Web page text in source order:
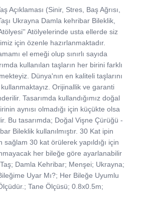
Açıklaması (Sinir, Stres, Baş Ağrısı,
Ukrayna Damla kehribar Bileklik,
Atölyelerinde usta ellerde siz
için özenle hazırlanmaktadır.
el emeği olup sınırlı sayıda
kullanılan taşların her birini farklı
Dünya'nın en kaliteli taşlarını
kullanmaktayız. Orijinallik ve garanti
Tasarımda kullandığımız doğal
aynısı olmadığı için küçükte olsa
Bu tasarımda; Doğal Vişne Çürüğü -
Bileklik kullanılmıştır. 30 Kat ipin
30 kat örülerek yapıldığı için
her bileğe göre ayarlanabilir
Damla Kehribar; Menşei; Ukrayna;
Uyar Mı?; Her Bileğe Uyumlu
Tane Ölçüsü; 0.8x0.5m;